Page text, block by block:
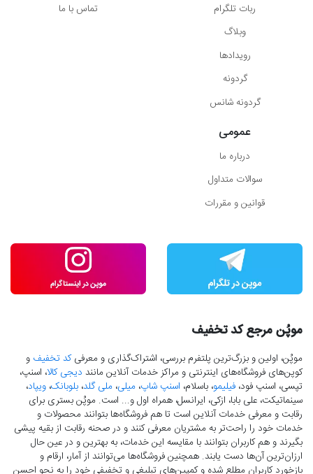
ربات تلگرام
وبلاگ
رویدادها
گردونه
گردونه شانس
تماس با ما
عمومی
درباره ما
سوالات متداول
قوانین و مقررات
موپُن مرجع کد تخفیف
موپُن، اولین و بزرگ‌ترین پلتفرم بررسی، اشتراک‌گذاری و معرفیکد تخفیف و
کوپن‌های فروشگاه‌های اینترنتی و مراکز خدمات آنلاین مانند دیجی کالا، اسنپ،
تپسی، اسنپ فود، فیلیمو، باسلام، اسنپ شاپ، میلی، ملی گلد، بلوبانک، ویپاد،
سینماتیکت، علی بابا، ازکی، ایرانسل، همراه اول و... است. موپُن بستری برای
رقابت و معرفی خدمات آنلاین است تا هم فروشگاه‌ها بتوانند محصولات و
خدمات خود را راحت‌تر به مشتریان معرفی کنند و در صحنه رقابت از بقیه پیشی
بگیرند و هم کاربران بتوانند با مقایسه این خدمات، به بهترین و در عین حال
ارزان‌ترین آن‌ها دست‌ یابند. همچنین فروشگاه‌ها می‌توانند از آمار، ارقام و
بازخورد کاربران مطلع شده و کمپین‌های تبلیغی و تخفیفی خود را به نحو احسن